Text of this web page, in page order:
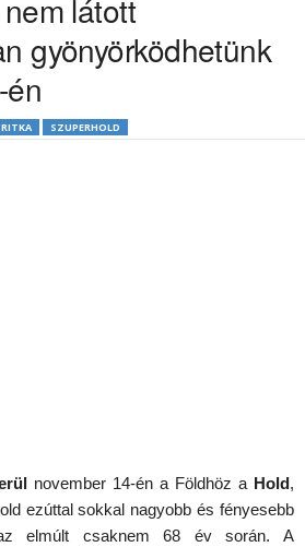
látott
gyönyörködhetünk
RITKA SZUPERHOLD
november 14-én a Földhöz a Hold,
ezúttal sokkal nagyobb és fényesebb
elmúlt csaknem 68 év során. A